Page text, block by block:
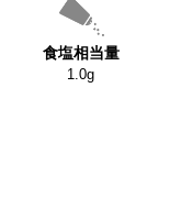
食塩相当量
1.0g